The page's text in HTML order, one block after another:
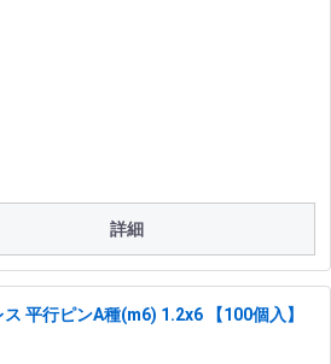
詳細
ス 平行ピンA種(m6) 1.2x6 【100個入】